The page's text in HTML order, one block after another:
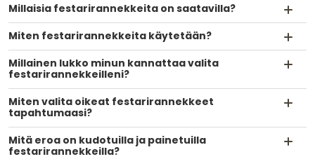
Millaisia festarirannekkeita on saatavilla?
Miten festarirannekkeita käytetään?
Millainen lukko minun kannattaa valita
festarirannekkeilleni?
Miten valita oikeat festarirannekkeet
tapahtumaasi?
Mitä eroa on kudotuilla ja painetuilla
festarirannekkeilla?